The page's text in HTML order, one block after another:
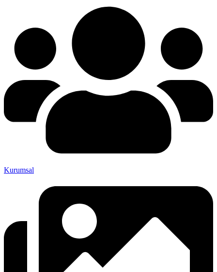
Kurumsal